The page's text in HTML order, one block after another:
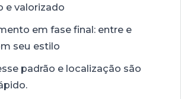
e valorizado
em fase final: entre e
seu estilo
padrão e localização são